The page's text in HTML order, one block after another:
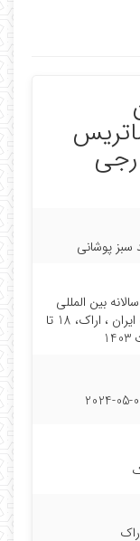
پوشانی
بین المللی
انجمن مهندسان مکانیک ایران ، اراک، 18 تا